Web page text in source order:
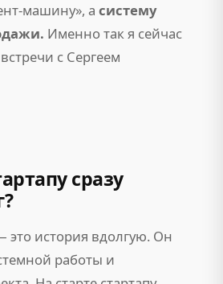
машину», а систему
Именно так я сейчас
с Сергеем
сразу
это история вдолгую. Он
работы и